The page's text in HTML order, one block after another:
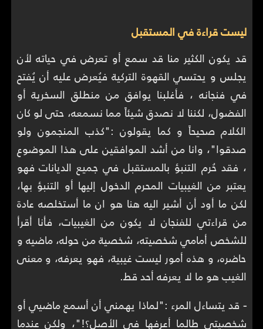
ليست قراءة في المستقبل
قد يكون الكثير منا قد سمع أو تعرض في حياته لأن
يجلس و يحتسي القهوة التركية فيُعرض عليه أن يُفتح
في فنجانه ، فأغلبنا يوافق من منطلق السخرية أو
الفضول، لكننا لا نصدق شيئاً مما نسمعه، حتى لو كان
الكلام صحيحاً و كما يقولون :"كذب المنجمون ولو
صدقوا"، وانا من أشد الموافقين على هذا الموضوع
، فقد حُرم التنبؤ بالمستقبل في جميع الديانات فهو
يعتبر من الغيبيات المحرم الدخول إليها أو التنبؤ بها،
لكن ما أود أن أشير اليه هنا هو ان ما أستخلصه عادة
من قراءتي للفنجان لا يكون من الغيبيات، فأنا أقرأ
للشخص أمامي شخصيته، شخصية من حوله، ماضيه و
حاضره، و هذه أمور ليست غيبية، فهو يعرفه، و معنى
الغيب هو ما لا يعرفه أحد قط.
- قد يتساءل المرء :"لماذا يهمني أن أسمع ماضيي أو
شخصيتي طالما أعرفها في الأصل؟!"، ولكن عندما